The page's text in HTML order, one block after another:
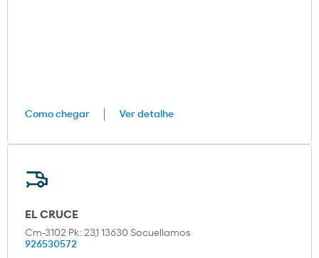
Como chegar Ver detalhe
EL CRUCE
Cm-3102 Pk: 23,1 13630 Socuellamos
926530572